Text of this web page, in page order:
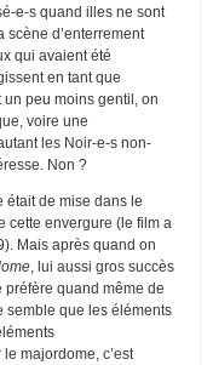
e-s quand illes ne sont
scène d’enterrement
qui avaient été
en tant que
peu moins gentil, on
voire une
les Noir-e-s non-
Non ?
était de mise dans le
cette envergure (le film a
Mais après quand on
, lui aussi gros succès
préfère quand même de
semble que les éléments
majordome, c’est